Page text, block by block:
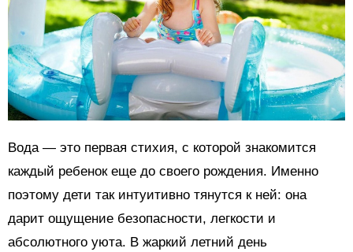
Вода — это первая стихия, с которой знакомится
каждый ребенок еще до своего рождения. Именно
поэтому дети так интуитивно тянутся к ней: она
дарит ощущение безопасности, легкости и
абсолютного уюта. В жаркий летний день